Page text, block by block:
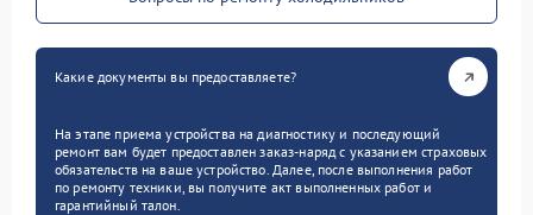
Какие документы вы предоставляете?
На этапе приема устройства на диагностику и последующий
ремонт вам будет предоставлен заказ-наряд с указанием страховых
обязательств на ваше устройство. Далее, после выполнения работ
по ремонту техники, вы получите акт выполненных работ и
гарантийный талон.